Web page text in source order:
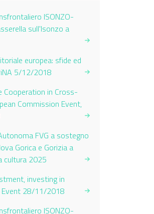
ISONZO-
sull'Isonzo a
europea: sfide ed
5/12/2018
Cooperation in Cross-
Commission Event,
FVG a sostegno
Gorica e Gorizia a
cultura 2025
investing in
Event 28/11/2018
ISONZO-